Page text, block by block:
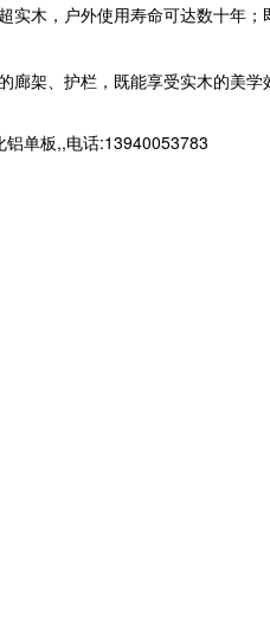
木，户外使用寿命可达数十年
架、护栏，既能享受实木的美
铝单板,,电话:13940053783